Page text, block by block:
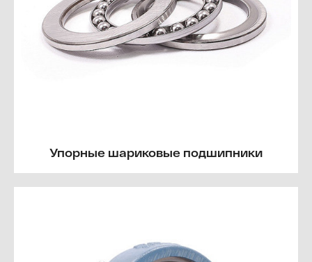
Упорные шариковые подшипники